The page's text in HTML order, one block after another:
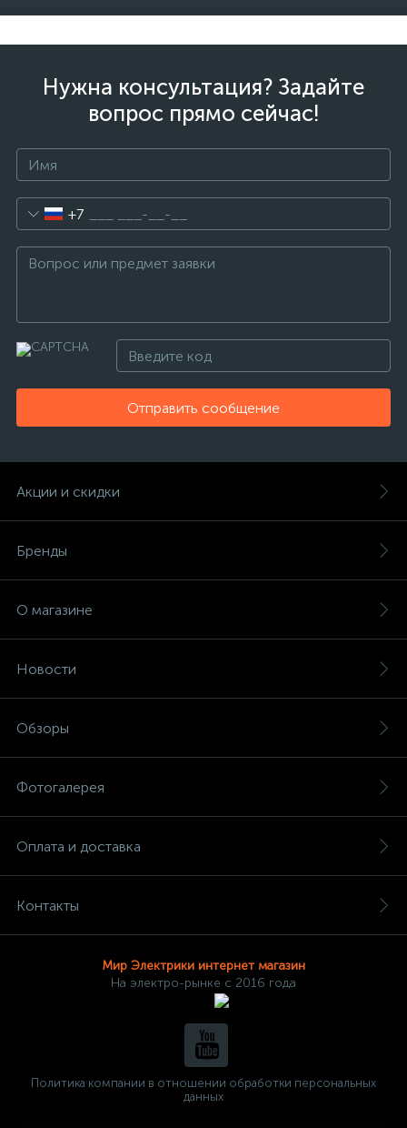
Нужна консультация? Задайте
вопрос прямо сейчас!
+7
Отправить сообщение
Акции и скидки
Бренды
О магазине
Новости
Обзоры
Фотогалерея
Оплата и доставка
Контакты
Мир Электрики интернет магазин
На электро-рынке с 2016 года
Политика компании в отношении обработки персональных
данных